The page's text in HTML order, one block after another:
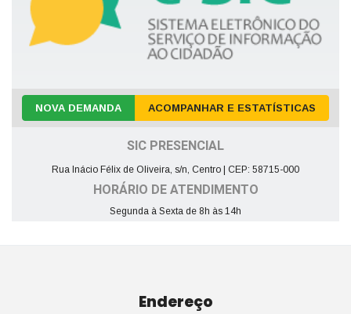
NOVA DEMANDA ACOMPANHAR E ESTATÍSTICAS
SIC PRESENCIAL
Rua Inácio Félix de Oliveira, s/n, Centro | CEP: 58715-000
HORÁRIO DE ATENDIMENTO
Segunda à Sexta de 8h às 14h
Endereço